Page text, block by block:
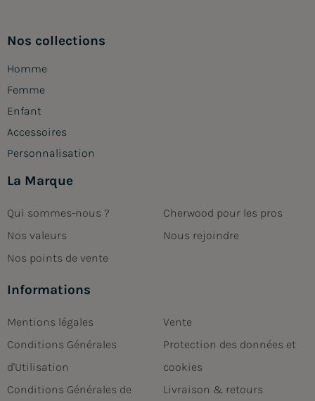
Nos collections
Homme
Femme
Enfant
Accessoires
Personnalisation
La Marque
Qui sommes-nous ?
Nos valeurs
Nos points de vente
Cherwood pour les pros
Nous rejoindre
Informations
Mentions légales
Conditions Générales
d'Utilisation
Conditions Générales de
Vente
Protection des données et
cookies
Livraison & retours